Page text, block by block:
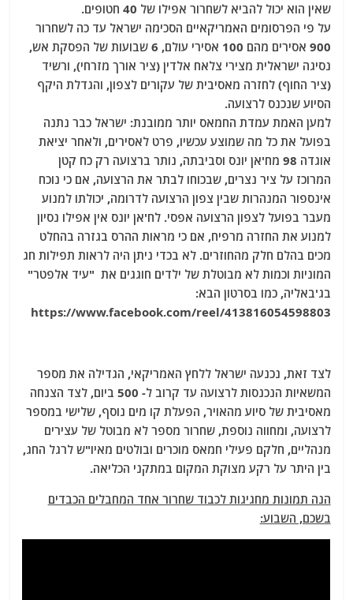
שאין הוא יכול להביא לשחרור אפילו של 40 חטופים.
על פי הפרסומים האמריקאיים הסכימה ישראל עד כה לשחרור
900 אסירים מהם 100 אסירי עולם, 6 שבועות של הפסקת אש,
נסיגה ישראלית מצירי צלאח אלדין (ציר אורך מזרחי), ורשיד
(ציר החוף) לחזרה מאסיבית של עקורים לצפון, והגדלת היקף
הסיוע שנכנס לרצועה.
למען האמת עמדת החמאס יותר ממובנת: ישראל כבר נתנה
בפועל את כל מה שמוצע עכשיו, פרט לאסירים, ולאחר יציאת
אוגדה 98 מח'אן יונס וסביבתה, נותר ברצועה רק כח קטן
המרוכז על ציר נצרים, שבכוחו לבתר את הרצועה, אם כי נוכח
אינספור המנהרות שבין צפון הרצועה לדרומה, יכולתו למנוע
מעבר בפועל לצפון הרצועה אפסי. לח'אן יונס אין אפילו נסיון
למנוע את החזרה מרפיח, אם כי מראות ההרס בגזרה בהחלט
מכים בהלם חלק מהחוזרים. לא בכדי ניתן היה לראות תפילות חג
המוניות וכמות לא מבוטלת של ילדים חוגגים את "עיד אלפטר"
בג'באליה, כמו בסרטון הבא:
https://www.facebook.com/reel/413816054598803
לצד זאת, נכנעה ישראל ללחץ האמריקאי, הגדילה את מספר
המשאיות הנכנסות לרצועה עד קרוב ל- 500 ביום, לצד הצנחה
מאסיבית של סיוע מהאויר, הפעלת קו מים נוסף, שלישי במספר
לרצועה, ומחווה נוספת, שחרור מספר לא מבוטל של עצירים
מנהליים, חלקם פעילי חמאס מוכרים ובולטים מאיו"ש לרגל החג,
בין היתר על רקע מצוקת המקום במתקני הכליאה.
הנה תמונות מחגיגות לכבוד שחרור אחד המחבלים הכבדים
בשכם, השבוע: